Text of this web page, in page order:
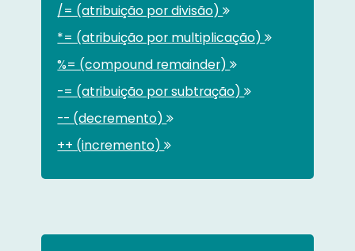
/= (atribuição por divisão)
*= (atribuição por multiplicação)
%= (compound remainder)
-= (atribuição por subtração)
-- (decremento)
++ (incremento)